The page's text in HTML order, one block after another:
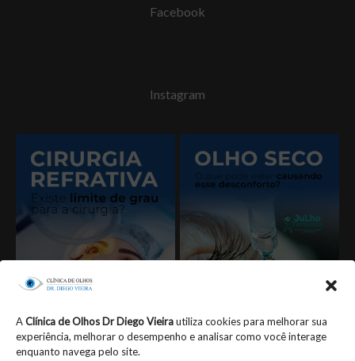
AClínica de Olhos Dr Diego Vieirautiliza cookies para melhorar sua
experiência, melhorar o desempenho e analisar como você interage
enquanto navega pelo site.
Facebook
Instagram